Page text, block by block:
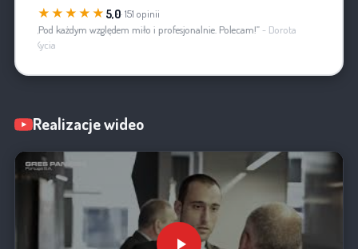
★★★★★ 5,0· 151 opinii
„Pod każdym względem miło i profesjonalnie. Polecam!”- Dorota
Kycia
Realizacje wideo